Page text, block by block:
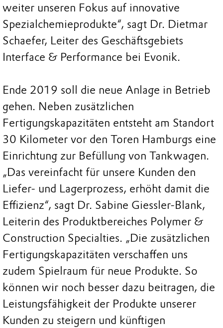
weiter unseren Fokus auf innovative
Spezialchemieprodukte“, sagt Dr. Dietmar
Schaefer, Leiter des Geschäftsgebiets
Interface & Performance bei Evonik.
Ende 2019 soll die neue Anlage in Betrieb
gehen. Neben zusätzlichen
Fertigungskapazitäten entsteht am Standort
30 Kilometer vor den Toren Hamburgs eine
Einrichtung zur Befüllung von Tankwagen.
„Das vereinfacht für unsere Kunden den
Liefer- und Lagerprozess, erhöht damit die
Effizienz“, sagt Dr. Sabine Giessler-Blank,
Leiterin des Produktbereiches Polymer &
Construction Specialties. „Die zusätzlichen
Fertigungskapazitäten verschaffen uns
zudem Spielraum für neue Produkte. So
können wir noch besser dazu beitragen, die
Leistungsfähigkeit der Produkte unserer
Kunden zu steigern und künftigen